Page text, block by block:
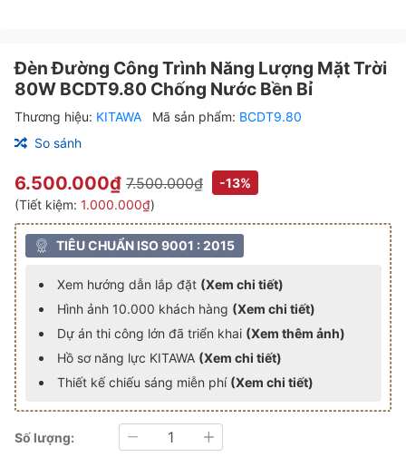
Đèn Đường Công Trình Năng Lượng Mặt Trời
80W BCDT9.80 Chống Nước Bền Bỉ
Thương hiệu: KITAWA Mã sản phẩm: BCDT9.80
So sánh
6.500.000₫ 7.500.000₫
-13%
(Tiết kiệm: 1.000.000₫)
TIÊU CHUẨN ISO 9001 : 2015
Xem hướng dẫn lắp đặt (Xem chi tiết)
Hình ảnh 10.000 khách hàng (Xem chi tiết)
Dự án thi công lớn đã triển khai (Xem thêm ảnh)
Hồ sơ năng lực KITAWA (Xem chi tiết)
Thiết kế chiếu sáng miễn phí (Xem chi tiết)
Số lượng:
Giảm Tăng